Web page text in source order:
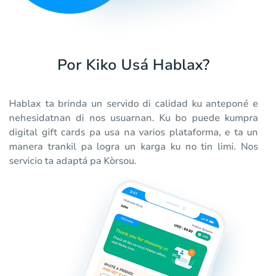
Por Kiko Usá Hablax?
Hablax ta brinda un servido di calidad ku anteponé e
nehesidatnan di nos usuarnan. Ku bo puede kumpra
digital gift cards pa usa na varios plataforma, e ta un
manera trankil pa logra un karga ku no tin limi. Nos
servicio ta adaptá pa Kòrsou.